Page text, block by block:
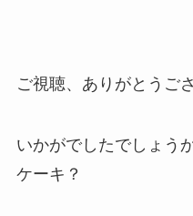
ご視聴、ありがとうご
いかがでしたでしょう
ケーキ？